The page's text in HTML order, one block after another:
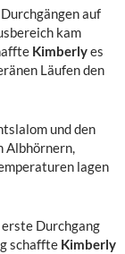
auf
kam
Kimberlyes
Läufen den
und den
Albhörnern,
lagen
erste Durchgang
schaffte Kimberly